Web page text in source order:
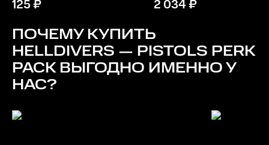
125₽
2 034₽
ПОЧЕМУ КУПИТЬ
HELLDIVERS — PISTOLS PERK
PACKВЫГОДНО ИМЕННО У
НАС?